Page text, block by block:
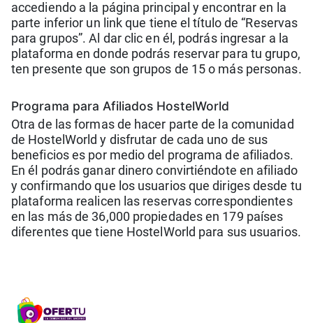
accediendo a la página principal y encontrar en la
parte inferior un link que tiene el título de “Reservas
para grupos”. Al dar clic en él, podrás ingresar a la
plataforma en donde podrás reservar para tu grupo,
ten presente que son grupos de 15 o más personas.
Programa para Afiliados HostelWorld
Otra de las formas de hacer parte de la comunidad
de HostelWorld y disfrutar de cada uno de sus
beneficios es por medio del programa de afiliados.
En él podrás ganar dinero convirtiéndote en afiliado
y confirmando que los usuarios que diriges desde tu
plataforma realicen las reservas correspondientes
en las más de 36,000 propiedades en 179 países
diferentes que tiene HostelWorld para sus usuarios.